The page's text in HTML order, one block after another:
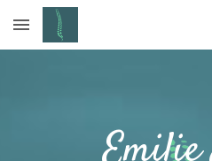
Skip to main content